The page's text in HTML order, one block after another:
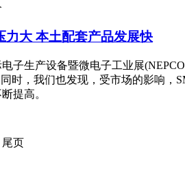
力大 本土配套产品发展快
电子生产设备暨微电子工业展
时，我们也发现，受市场的影响，
提高。
尾页